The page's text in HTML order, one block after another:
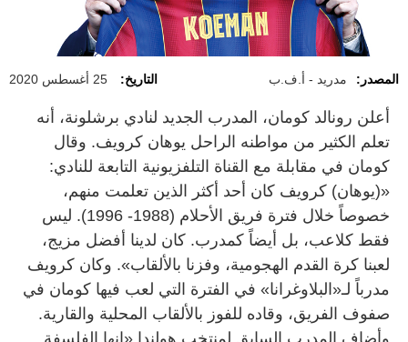
المصدر: مدريد - أ.ف.ب التاريخ: 25 أغسطس 2020
أعلن رونالد كومان، المدرب الجديد لنادي برشلونة، أنه
تعلم الكثير من مواطنه الراحل يوهان كرويف. وقال
كومان في مقابلة مع القناة التلفزيونية التابعة للنادي:
«(يوهان) كرويف كان أحد أكثر الذين تعلمت منهم،
خصوصاً خلال فترة فريق الأحلام (1988- 1996). ليس
فقط كلاعب، بل أيضاً كمدرب. كان لدينا أفضل مزيج،
لعبنا كرة القدم الهجومية، وفزنا بالألقاب». وكان كرويف
مدرباً لـ«البلاوغرانا» في الفترة التي لعب فيها كومان في
صفوف الفريق، وقاده للفوز بالألقاب المحلية والقارية.
وأضاف المدرب السابق لمنتخب هولندا «إنها الفلسفة